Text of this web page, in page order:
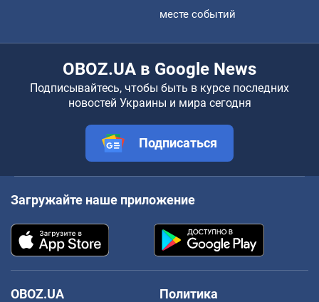
месте событий
OBOZ.UA в Google News
Подписывайтесь, чтобы быть в курсе последних
новостей Украины и мира сегодня
Подписаться
Загружайте наше приложение
OBOZ.UA
Политика